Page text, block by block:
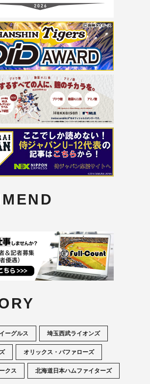
ーグルス 埼玉西武ライオンズ
オリックス・バファローズ
クス 北海道日本ハムファイターズ